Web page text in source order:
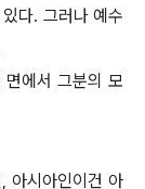
다. 그러나 예수
에서 그분의 모
아시아인이건 아